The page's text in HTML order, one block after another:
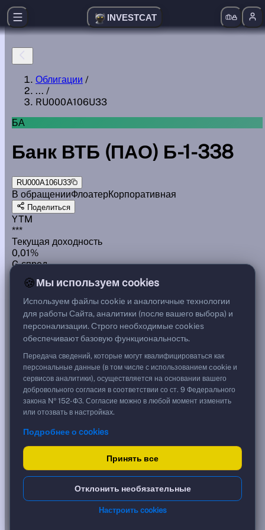
INVESTCAT
Облигации /
... /
RU000A106U33
БА
Банк ВТБ (ПАО) Б-1-338
RU000A106U33
В обращенииФлоатерКорпоративная
Поделиться
YTM
***
Текущая доходность
0,01%
G спред
Цена
95,41 %
954,10 ₽
Срок, лет
0,17
Дюрация, лет
0,45
Рейтинг
AA
Тип
Корпоративная
Флоатер
Доходность и цена
YTM эффективная
08.10.2026
🍪Мы используем cookies
Используем файлы cookie и аналогичные технологии
для работы Сайта, аналитики (после вашего выбора) и
персонализации. Строго необходимые cookies
обеспечивают базовую функциональность.
Передача сведений, которые могут квалифицироваться как
персональные данные (в том числе с использованием cookie и
сервисов аналитики), осуществляется на основании вашего
добровольного согласия в соответствии со ст. 9 Федерального
закона № 152-ФЗ. Согласие можно в любой момент изменить
или отозвать в настройках.
Подробнее о cookies
Принять все
Отклонить необязательные
Настроить cookies